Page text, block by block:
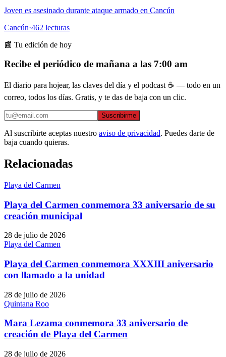
Joven es asesinado durante ataque armado en Cancún
Cancún·462 lecturas
📰 Tu edición de hoy
Recibe el periódico de mañana a las 7:00 am
El diario para hojear, las claves del día y el podcast ☕ — todo en un
correo, todos los días. Gratis, y te das de baja con un clic.
Suscribirme
Al suscribirte aceptas nuestro aviso de privacidad. Puedes darte de
baja cuando quieras.
Relacionadas
Playa del Carmen
Playa del Carmen conmemora 33 aniversario de su
creación municipal
28 de julio de 2026
Playa del Carmen
Playa del Carmen conmemora XXXIII aniversario
con llamado a la unidad
28 de julio de 2026
Quintana Roo
Mara Lezama conmemora 33 aniversario de
creación de Playa del Carmen
28 de julio de 2026